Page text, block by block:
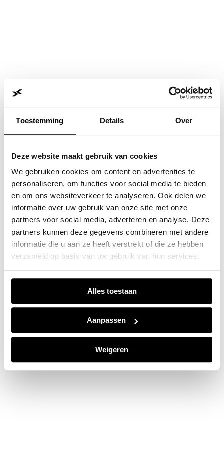
Toestemming Details Over
Deze website maakt gebruik van cookies
We gebruiken cookies om content en advertenties te
personaliseren, om functies voor social media te bieden
en om ons websiteverkeer te analyseren. Ook delen we
informatie over uw gebruik van onze site met onze
partners voor social media, adverteren en analyse. Deze
partners kunnen deze gegevens combineren met andere
informatie die u aan ze heeft verstrekt of die ze hebben
verzameld op basis van uw gebruik van hun services.
Alles toestaan
Aanpassen
Weigeren
Application error: a client-side exception has occurred while
loadingwww.jvk.nl(see the browser consolefor more
information).